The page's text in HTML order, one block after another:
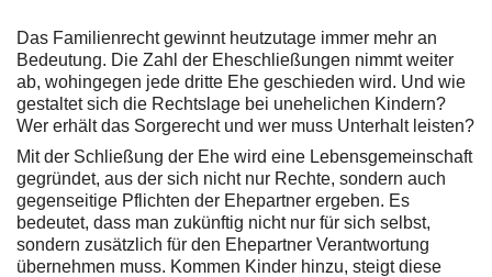
Das Familienrecht gewinnt heutzutage immer mehr an
Bedeutung. Die Zahl der Eheschließungen nimmt weiter
ab, wohingegen jede dritte Ehe geschieden wird. Und wie
gestaltet sich die Rechtslage bei unehelichen Kindern?
Wer erhält das Sorgerecht und wer muss Unterhalt leisten?
Mit der Schließung der Ehe wird eine Lebensgemeinschaft
gegründet, aus der sich nicht nur Rechte, sondern auch
gegenseitige Pflichten der Ehepartner ergeben. Es
bedeutet, dass man zukünftig nicht nur für sich selbst,
sondern zusätzlich für den Ehepartner Verantwortung
übernehmen muss. Kommen Kinder hinzu, steigt diese